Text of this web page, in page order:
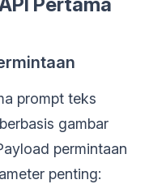
Pertama
prompt teks
gambar
permintaan
penting: